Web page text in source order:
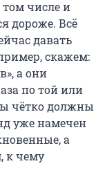
числе и
дороже. Всё
давать
скажем:
а они
по той или
чётко должны
уже намечен
а
к чему